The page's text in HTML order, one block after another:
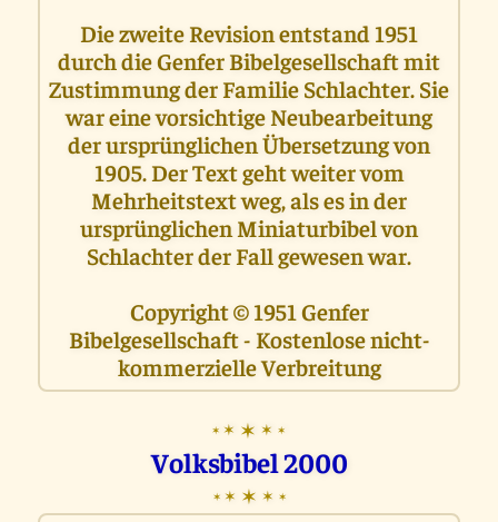
Die zweite Revision entstand 1951
durch die Genfer Bibelgesellschaft mit
Zustimmung der Familie Schlachter. Sie
war eine vorsichtige Neubearbeitung
der ursprünglichen Übersetzung von
1905. Der Text geht weiter vom
Mehrheitstext weg, als es in der
ursprünglichen Miniaturbibel von
Schlachter der Fall gewesen war.
Copyright © 1951 Genfer
Bibelgesellschaft - Kostenlose nicht-
kommerzielle Verbreitung
✶ ✶ ✶ ✶ ✶
Volksbibel 2000
✶ ✶ ✶ ✶ ✶